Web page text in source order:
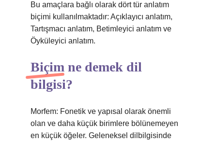
Bu amaçlara bağlı olarak dört tür anlatım
biçimi kullanılmaktadır: Açıklayıcı anlatım,
Tartışmacı anlatım, Betimleyici anlatım ve
Öyküleyici anlatım.
Biçim ne demek dil
bilgisi?
Morfem: Fonetik ve yapısal olarak önemli
olan ve daha küçük birimlere bölünemeyen
en küçük öğeler. Geleneksel dilbilgisinde